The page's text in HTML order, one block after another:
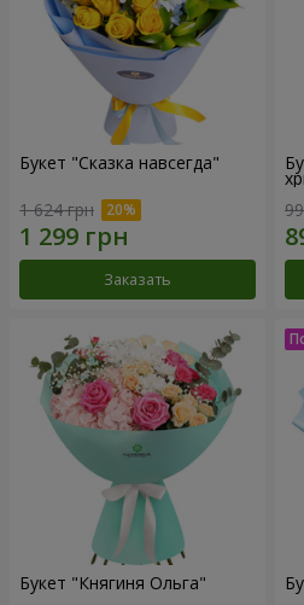
Букет "Сказка навсегда"
1 624 грн
Заказать
Букет "Княгиня Ольга"